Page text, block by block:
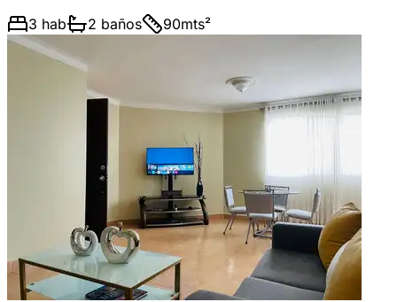
3 hab 2 baños 90mts²